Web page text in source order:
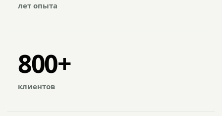
лет опыта
800+
клиентов